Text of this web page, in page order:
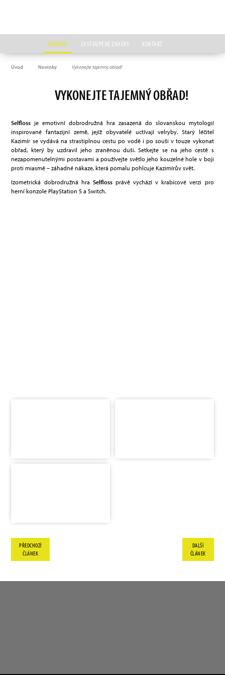
NOVINKY ZASTOUPENÉ ZNAČKY KONTAKT
Úvod Novinky Vykonejte tajemný obřad!
VYKONEJTE TAJEMNÝ OBŘAD!
Selfloss je emotivní dobrodružná hra zasazená do slovanskou mytologií
inspirované fantazijní země, jejíž obyvatelé uctívají velryby. Starý léčitel
Kazimír se vydává na strastiplnou cestu po vodě i po souši v touze vykonat
obřad, který by uzdravil jeho zraněnou duši. Setkejte se na jeho cestě s
nezapomenutelnými postavami a používejte světlo jeho kouzelné hole v boji
proti miasmě – záhadné nákaze, která pomalu pohlcuje Kazimírův svět.
Izometrická dobrodružná hra Selflossprávě vychází v krabicové verzi pro
herní konzole PlayStation 5 a Switch.
DALŠÍ
ČLÁNEK
PŘEDCHOZÍ
ČLÁNEK